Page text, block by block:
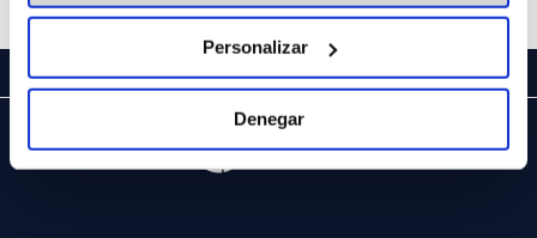
Personalizar
Denegar